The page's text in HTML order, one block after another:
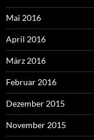
Mai 2016
April 2016
März 2016
Februar 2016
Dezember 2015
November 2015